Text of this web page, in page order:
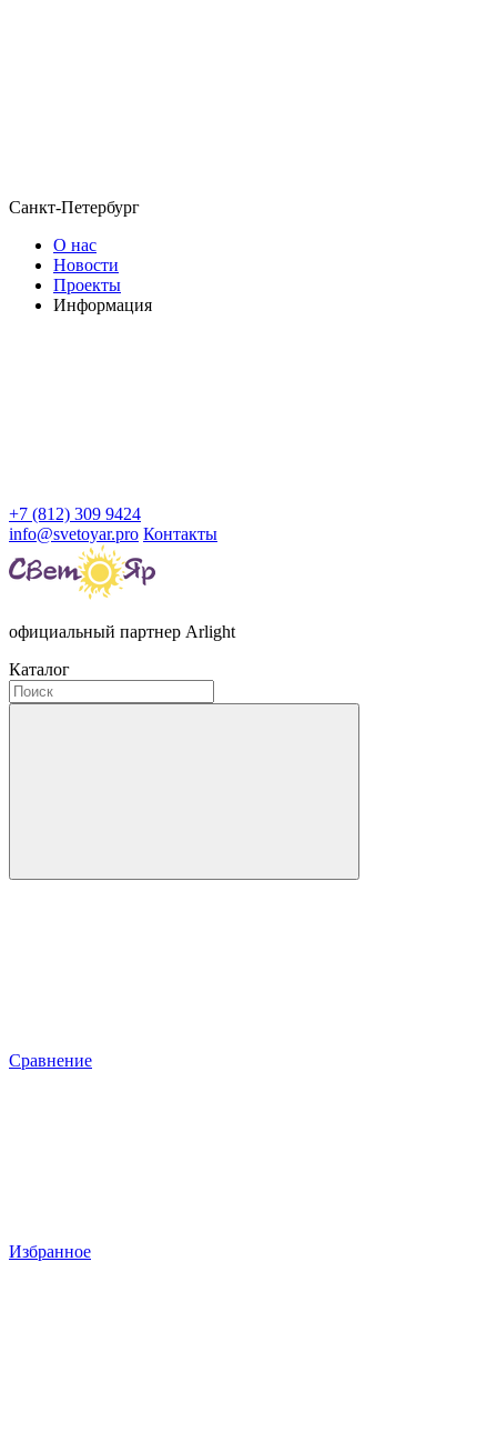
Санкт-Петербург
О нас
Новости
Проекты
Информация
+7 (812) 309 9424
info@svetoyar.pro Контакты
официальный партнер Arlight
Каталог
Сравнение
Избранное